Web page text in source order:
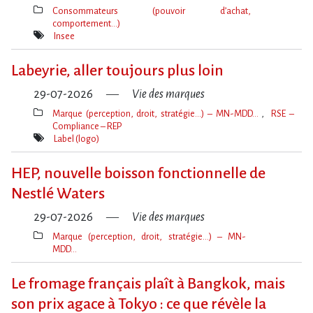
Thèmes(s)
Consommateurs (pouvoir d’achat,
comportement…)
Mot(s)-
Insee
Labeyrie, aller toujours plus loin
29-07-2026 Vie des marques
Thèmes(s)
Marque (perception, droit, stratégie…) – MN-MDD…
RSE –
Compliance – REP
Mot(s)-
Label (logo)
HEP, nouvelle boisson fonctionnelle de
Nestlé Waters
29-07-2026 Vie des marques
Thèmes(s)
Marque (perception, droit, stratégie…) – MN-
MDD…
Le fromage français plaît à Bangkok, mais
son prix agace à Tokyo : ce que révèle la